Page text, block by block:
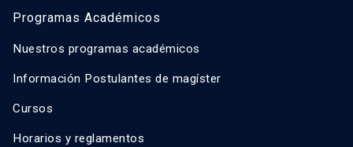
Programas Académicos
Nuestros programas académicos
Información Postulantes de magíster
Cursos
Horarios y reglamentos